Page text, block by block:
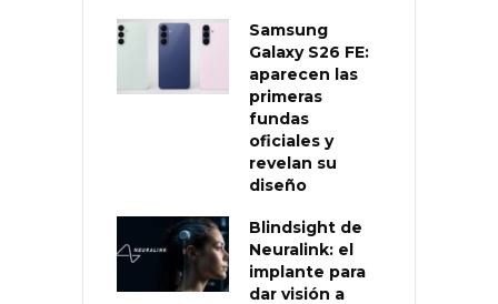
Samsung
Galaxy S26 FE:
aparecen las
primeras
fundas
oficiales y
revelan su
diseño
Blindsight de
Neuralink: el
implante para
dar visión a